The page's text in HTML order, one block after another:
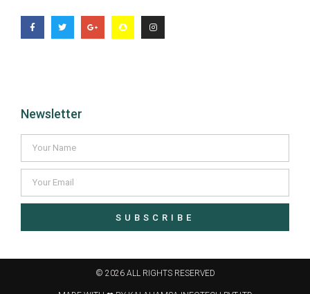
Newsletter
SUBSCRIBE
© 2026 ALL RIGHTS RESERVED​